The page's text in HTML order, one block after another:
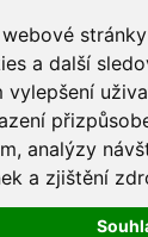
a další
vylepšení
analýzy
a zjištění